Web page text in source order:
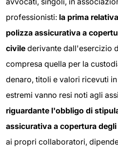
professionisti: la prima
polizza assicurativa a
civile derivante dall'esercizio
compresa quella per la
denaro, titoli e valori ricevuti
estremi vanno resi noti agli
riguardante l'obbligo di
assicurativa a copertura
ai propri collaboratori,